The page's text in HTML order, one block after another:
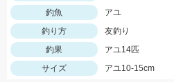
釣魚
アユ
釣り方
友釣り
釣果
アユ14匹
サイズ
アユ10-15cm